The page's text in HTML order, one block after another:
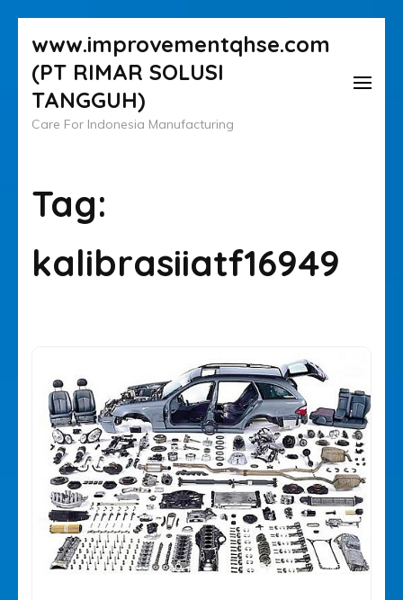
ke
konten
(Tekan
Enter)
www.improvementqhse.com
(PT RIMAR SOLUSI
TANGGUH)
Care For Indonesia Manufacturing
Tag:
kalibrasiiatf16949